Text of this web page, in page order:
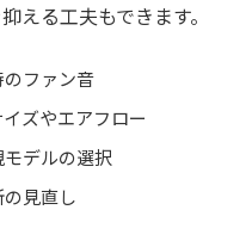
える工夫もできます。
ファン音
ズやエアフロー
デルの選択
見直し